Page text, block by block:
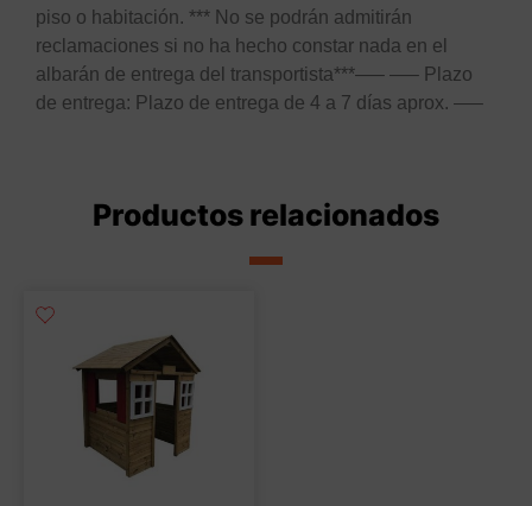
piso o habitación. *** No se podrán admitirán
reclamaciones si no ha hecho constar nada en el
albarán de entrega del transportista***—– —– Plazo
de entrega: Plazo de entrega de 4 a 7 días aprox. —–
Productos relacionados